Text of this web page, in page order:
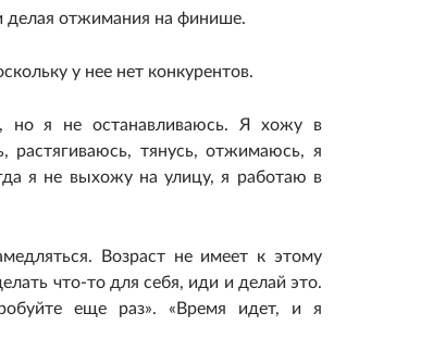
делая отжимания на финише.
у нее нет конкурентов.
но я не останавливаюсь. Я хожу в
растягиваюсь, тянусь, отжимаюсь, я
я не выхожу на улицу, я работаю в
Возраст не имеет к этому
что-то для себя, иди и делай это.
еще раз». «Время идет, и я